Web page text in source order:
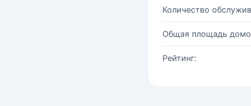
Количество
Общая площадь
Рейтинг: